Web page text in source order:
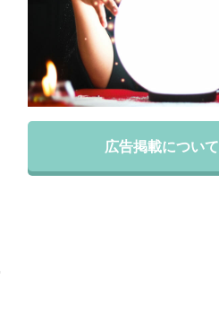
広告掲載について